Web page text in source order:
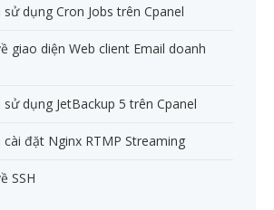
dụng Cron Jobs trên Cpanel
giao diện Web client Email doanh
dụng JetBackup 5 trên Cpanel
cài đặt Nginx RTMP Streaming
SSH